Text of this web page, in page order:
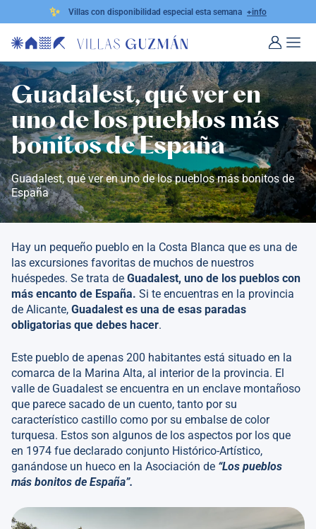
✨ Villas con disponibilidad especial esta semana +info
Guadalest, qué ver en
uno de los pueblos más
bonitos de España
Guadalest, qué ver en uno de los pueblos más bonitos de
España
Hay un pequeño pueblo en la Costa Blanca que es una de
las excursiones favoritas de muchos de nuestros
huéspedes. Se trata de Guadalest, uno de los pueblos con
más encanto de España. Si te encuentras en la provincia
de Alicante, Guadalest es una de esas paradas
obligatorias que debes hacer.
Este pueblo de apenas 200 habitantes está situado en la
comarca de la Marina Alta, al interior de la provincia. El
valle de Guadalest se encuentra en un enclave montañoso
que parece sacado de un cuento, tanto por su
característico castillo como por su embalse de color
turquesa. Estos son algunos de los aspectos por los que
en 1974 fue declarado conjunto Histórico-Artístico,
ganándose un hueco en la Asociación de “Los pueblos
más bonitos de España”.